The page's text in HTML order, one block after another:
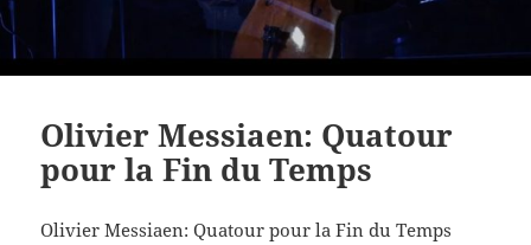
Olivier Messiaen: Quatour
pour la Fin du Temps
Olivier Messiaen: Quatour pour la Fin du Temps